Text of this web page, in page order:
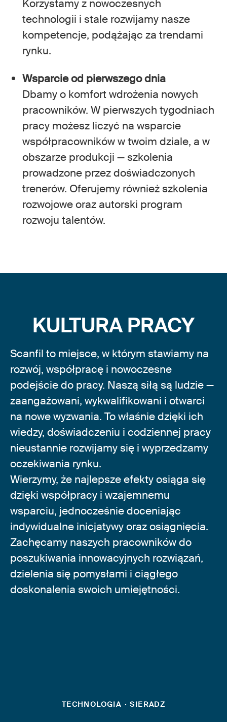
Korzystamy z nowoczesnych
technologii i stale rozwijamy nasze
kompetencje, podążając za trendami
rynku.
Wsparcie od pierwszego dnia
Dbamy o komfort wdrożenia nowych
pracowników. W pierwszych tygodniach
pracy możesz liczyć na wsparcie
współpracowników w twoim dziale, a w
obszarze produkcji — szkolenia
prowadzone przez doświadczonych
trenerów. Oferujemy również szkolenia
rozwojowe oraz autorski program
rozwoju talentów.
KULTURA PRACY
Scanfil to miejsce, w którym stawiamy na
rozwój, współpracę i nowoczesne
podejście do pracy. Naszą siłą są ludzie —
zaangażowani, wykwalifikowani i otwarci
na nowe wyzwania. To właśnie dzięki ich
wiedzy, doświadczeniu i codziennej pracy
nieustannie rozwijamy się i wyprzedzamy
oczekiwania rynku.
Wierzymy, że najlepsze efekty osiąga się
dzięki współpracy i wzajemnemu
wsparciu, jednocześnie doceniając
indywidualne inicjatywy oraz osiągnięcia.
Zachęcamy naszych pracowników do
poszukiwania innowacyjnych rozwiązań,
dzielenia się pomysłami i ciągłego
doskonalenia swoich umiejętności.
TECHNOLOGIA · SIERADZ